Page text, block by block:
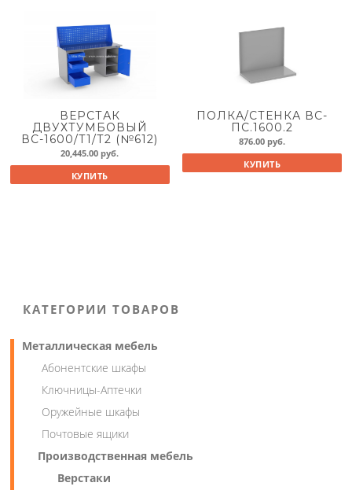
ВЕРСТАК
ДВУХТУМБОВЫЙ
ВС-1600/Т1/Т2 (№612)
20,445.00 руб.
КУПИТЬ
ПОЛКА/СТЕНКА ВС-
ПС.1600.2
876.00 руб.
КУПИТЬ
КАТЕГОРИИ ТОВАРОВ
Металлическая мебель
Абонентские шкафы
Ключницы-Аптечки
Оружейные шкафы
Почтовые ящики
Производственная мебель
Верстаки